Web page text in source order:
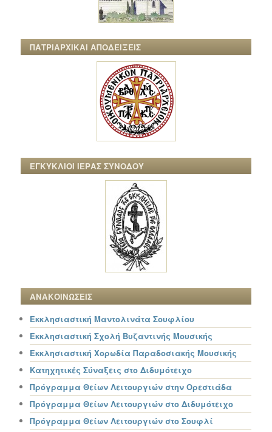
ΠΑΤΡΙΑΡΧΙΚΑΙ ΑΠΟΔΕΙΞΕΙΣ
ΕΓΚΥΚΛΙΟΙ ΙΕΡΑΣ ΣΥΝΟΔΟΥ
ΑΝΑΚΟΙΝΩΣΕΙΣ
Εκκλησιαστική Μαντολινάτα Σουφλίου
Εκκλησιαστική Σχολή Βυζαντινής Μουσικής
Εκκλησιαστική Χορωδία Παραδοσιακής Μουσικής
Κατηχητικές Σύναξεις στο Διδυμότειχο
Πρόγραμμα Θείων Λειτουργιών στην Ορεστιάδα
Πρόγραμμα Θείων Λειτουργιών στο Διδυμότειχο
Πρόγραμμα Θείων Λειτουργιών στο Σουφλί